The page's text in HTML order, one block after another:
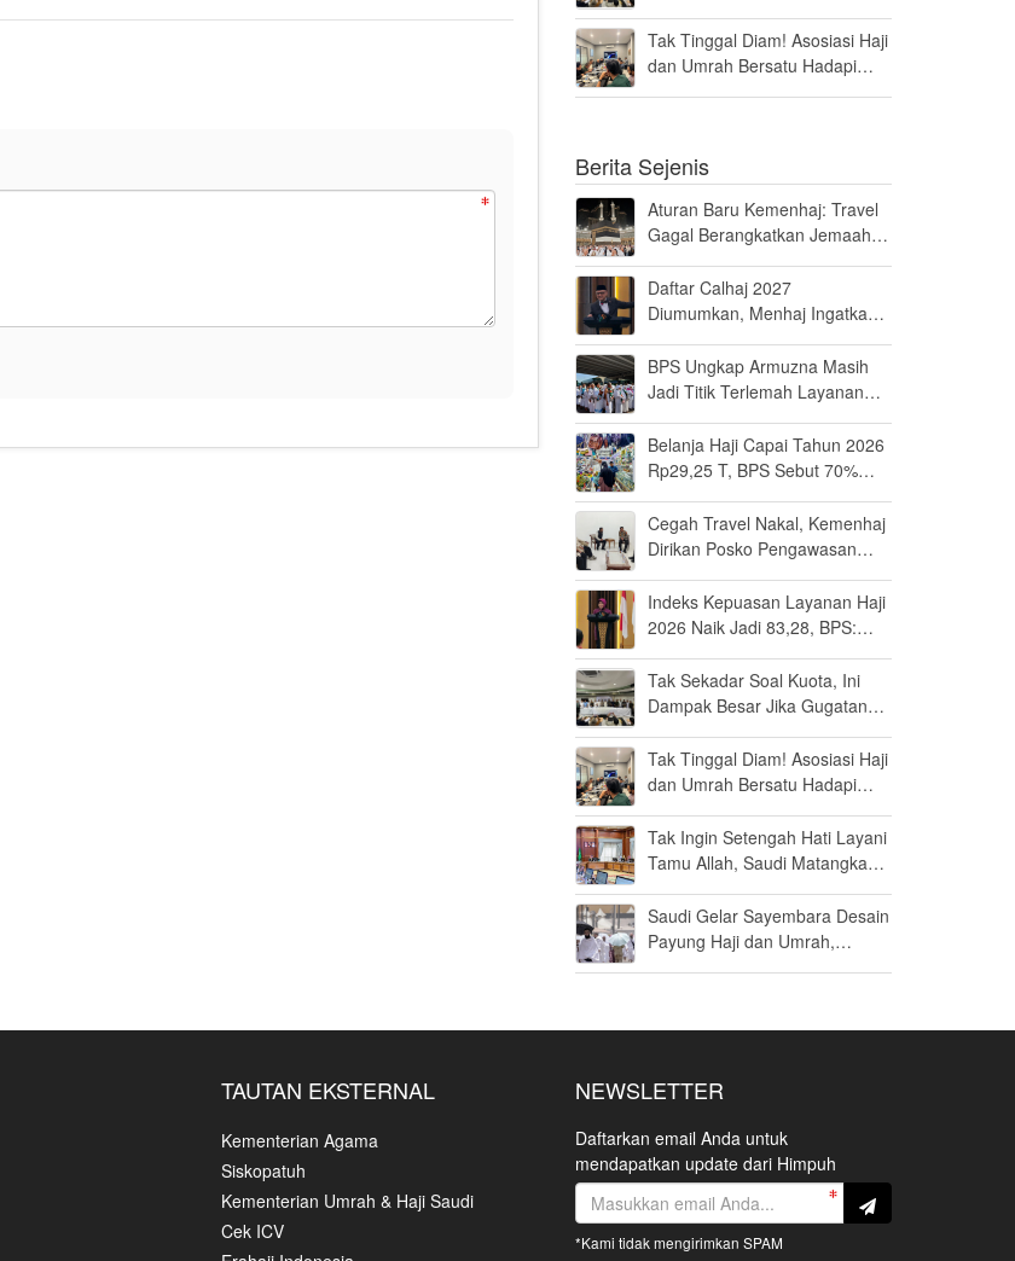
Tak Tinggal Diam! Asosiasi Haji
dan Umrah Bersatu Hadapi
Berita Sejenis
Aturan Baru Kemenhaj: Travel
Gagal Berangkatkan Jemaah
Daftar Calhaj 2027
Diumumkan, Menhaj Ingatkan
BPS Ungkap Armuzna Masih
Jadi Titik Terlemah Layanan
Belanja Haji Capai Tahun 2026
Rp29,25 T, BPS Sebut 70%
Saudi
Cegah Travel Nakal, Kemenhaj
Dirikan Posko Pengawasan
Indeks Kepuasan Layanan Haji
2026 Naik Jadi 83,28, BPS:
Tak Sekadar Soal Kuota, Ini
Dampak Besar Jika Gugatan
Tak Tinggal Diam! Asosiasi Haji
dan Umrah Bersatu Hadapi
Persen di MK
Tak Ingin Setengah Hati Layani
Tamu Allah, Saudi Matangkan
Saudi Gelar Sayembara Desain
Payung Haji dan Umrah,
TAUTAN EKSTERNAL
Kementerian Agama
Siskopatuh
Kementerian Umrah & Haji Saudi
Cek ICV
NEWSLETTER
Daftarkan email Anda untuk
mendapatkan update dari Himpuh
*Kami tidak mengirimkan SPAM